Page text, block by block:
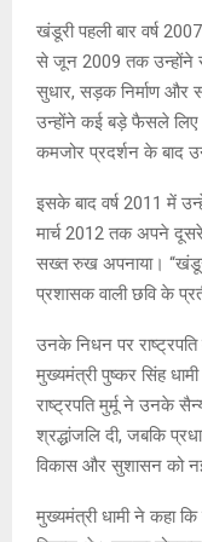
खंडूरी पहली बार वर्ष
से जून 2009 तक उन्होंने
सुधार, सड़क निर्माण और
उन्होंने कई बड़े फैसले
कमजोर प्रदर्शन के बाद
इसके बाद वर्ष 2011 में
मार्च 2012 तक अपने दूसरे
सख्त रुख अपनाया।
प्रशासक वाली छवि के
उनके निधन पर राष्ट्रपति
मुख्यमंत्री पुष्कर सिंह
राष्ट्रपति मुर्मू ने उनके
श्रद्धांजलि दी, जबकि
विकास और सुशासन को नई
मुख्यमंत्री धामी ने कहा